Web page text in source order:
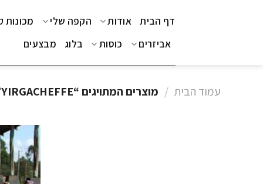
דף הבית אודות הקפה שלי
מכונות
אביזרים
כוסות בלוג מבצעים
עמוד הבית / מוצרים המתויגים “YIRGACHEFFE”